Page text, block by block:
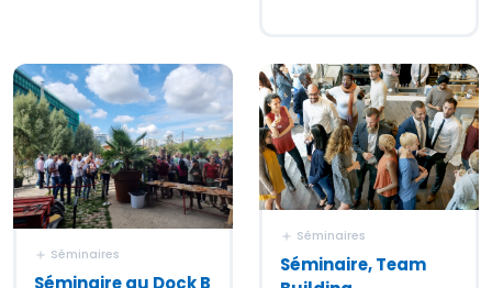
Séminaires
Séminaire au Dock B
Séminaires
Séminaire, Team